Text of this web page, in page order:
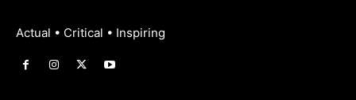
Actual • Critical • Inspiring